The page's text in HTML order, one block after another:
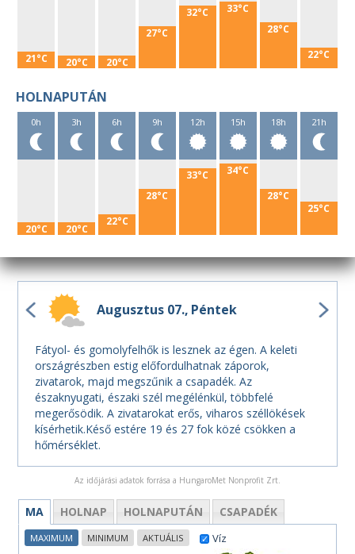
21°C 20°C 20°C
27°C
32°C 33°C
28°C
22°C
HOLNAPUTÁN
0h
20°C
3h
20°C
6h
22°C
9h
28°C
12h
33°C
15h
34°C
18h
28°C
21h
25°C
Augusztus 07. Péntek
Fátyol- és gomolyfelhők is lesznek az égen. A keleti
országrészben estig előfordulhatnak záporok,
zivatarok, majd megszűnik a csapadék. Az
északnyugati, északi szél megélénkül, többfelé
megerősödik. A zivatarokat erős, viharos széllökések
kísérhetik.Késő estére 19 és 27 fok közé csökken a
hőmérséklet.
Az időjárási adatok forrása a HungaroMet Nonprofit Zrt.
MA HOLNAP HOLNAPUTÁN CSAPADÉK
Víz
MAXIMUM MINIMUM AKTUÁLIS